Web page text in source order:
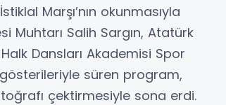
Marşı’nın okunmasıyla
Muhtarı Salih Sargın, Atatürk
Dansları Akademisi Spor
gösterileriyle süren program,
çektirmesiyle sona erdi.